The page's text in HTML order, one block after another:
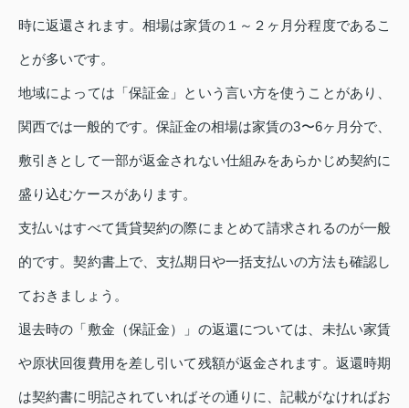
時に返還されます。相場は家賃の１～２ヶ月分程度であるこ
とが多いです。
地域によっては「保証金」という言い方を使うことがあり、
関西では一般的です。保証金の相場は家賃の3〜6ヶ月分で、
敷引きとして一部が返金されない仕組みをあらかじめ契約に
盛り込むケースがあります。
支払いはすべて賃貸契約の際にまとめて請求されるのが一般
的です。契約書上で、支払期日や一括支払いの方法も確認し
ておきましょう。
退去時の「敷金（保証金）」の返還については、未払い家賃
や原状回復費用を差し引いて残額が返金されます。返還時期
は契約書に明記されていればその通りに、記載がなければお